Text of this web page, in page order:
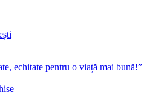
echitate pentru o viață mai bună!”